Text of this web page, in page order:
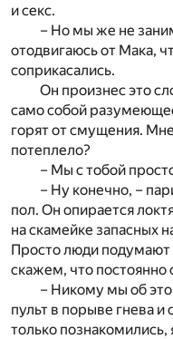
и секс.
– Но мы же не
отодвигаюсь от Мака,
соприкасались.
Он произнес это
само собой
горят от смущения.
потеплело?
– Мы с тобой
– Ну конечно, –
пол. Он опирается
на скамейке запасных
Просто люди
скажем, что
– Никому мы об
пульт в порыве гнева
только познакомились,